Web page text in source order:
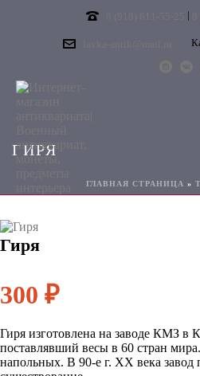
|
ГИРЯ
ГЛАВНАЯ СТРАНИЦА »
Гиря
300 ₽
Гиря изготовлена на заводе КМЗ в
поставлявший весы в 60 стран
напольных. В 90-е г. XX века завод